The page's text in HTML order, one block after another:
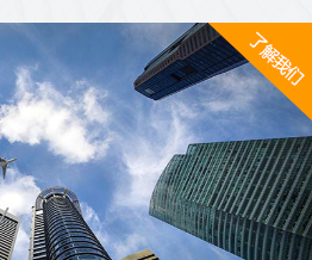
POS机代理加盟、刷卡机投资购